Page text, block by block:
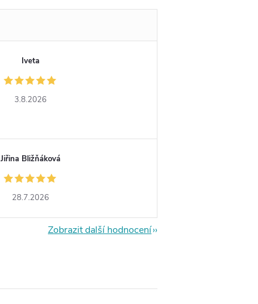
Iveta
3.8.2026
Jiřina Bližňáková
28.7.2026
Zobrazit další hodnocení